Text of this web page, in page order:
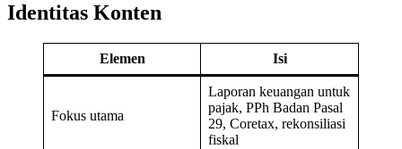
Identitas Konten
Elemen Isi
Fokus utama
Laporan keuangan untuk
pajak, PPh Badan Pasal
29, Coretax, rekonsiliasi
fiskal